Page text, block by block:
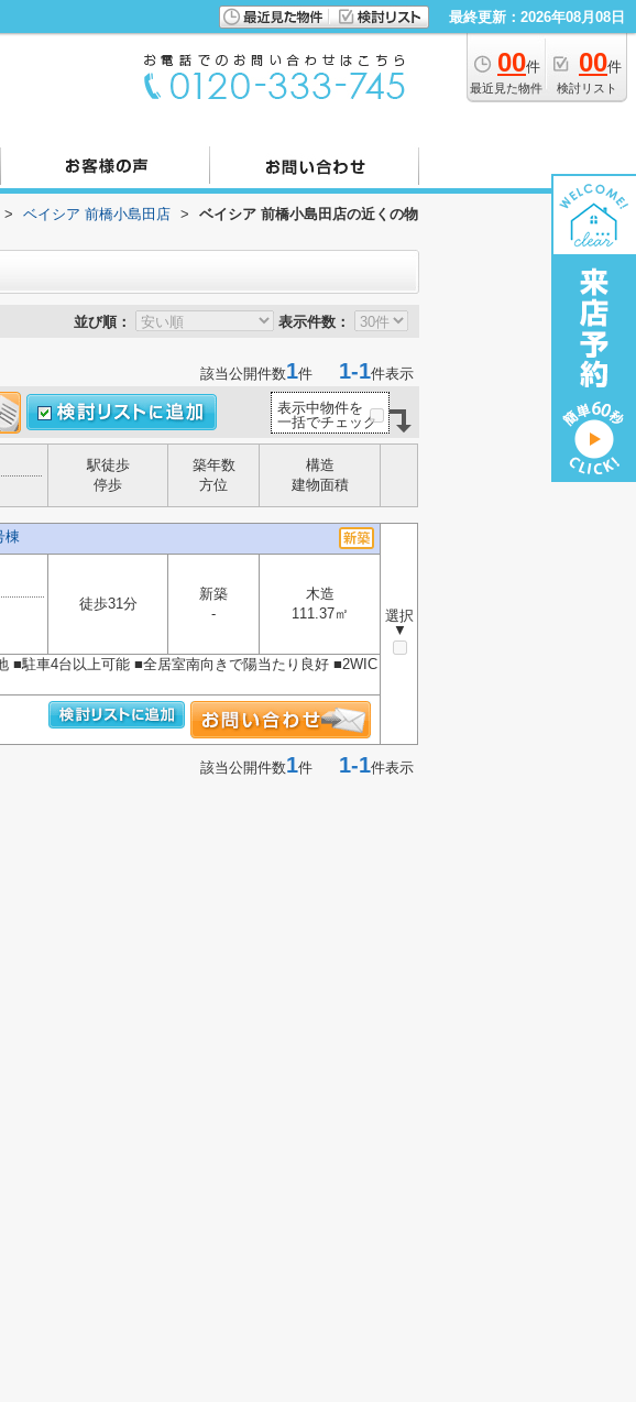
最終更新：2026年08月08日
00件
最近見た物件
00件
検討リスト
> ベイシア 前橋小島田店 >
ベイシア 前橋小島田店の近くの物
並び順： 表示件数：
該当公開件数1件 1-1件表示
表示中物件を
一括でチェック
駅徒歩
停歩
築年数
方位
構造
建物面積
棟
選択
▼
徒歩31分
新築
-
木造
111.37㎡
■駐車4台以上可能 ■全居室南向きで陽当たり良好 ■2WIC
該当公開件数1件 1-1件表示